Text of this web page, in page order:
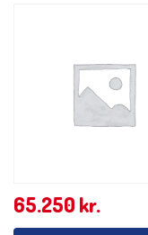
65.250 kr.